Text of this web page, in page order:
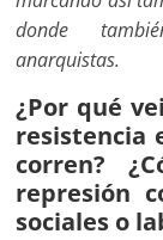
donde
anarquistas.
¿Por qué
resistencia
corren?
represión
sociales o